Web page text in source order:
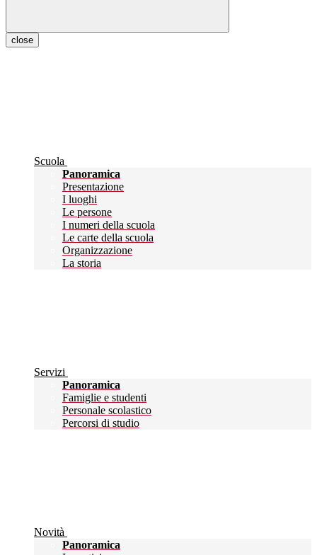
close
Scuola
Panoramica
Presentazione
I luoghi
Le persone
I numeri della scuola
Le carte della scuola
Organizzazione
La storia
Servizi
Panoramica
Famiglie e studenti
Personale scolastico
Percorsi di studio
Novità
Panoramica